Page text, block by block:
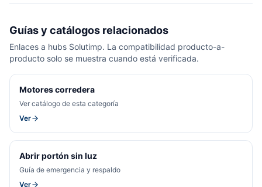
Guías y catálogos relacionados
Enlaces a hubs Solutimp. La compatibilidad producto-a-
producto solo se muestra cuando está verificada.
Motores corredera
Ver catálogo de esta categoría
Ver
Abrir portón sin luz
Guía de emergencia y respaldo
Ver